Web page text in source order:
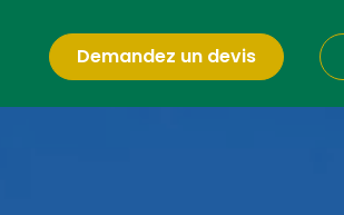
Demandez un devis